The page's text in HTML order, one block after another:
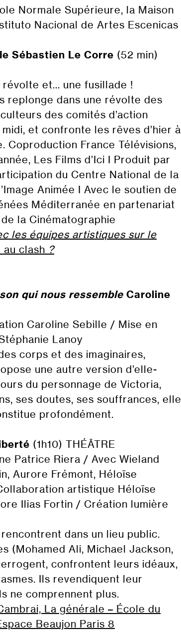
Normale Supérieure, la Maison
Nacional de Artes Escenicas
Sébastien Le Corre (52 min)
révolte et… une fusillade !
replonge dans une révolte des
des comités d’action
et confronte les rêves d’hier à
Coproduction France Télévisions,
Les Films d’Ici I Produit par
du Centre National de la
Animée I Avec le soutien de
Méditerranée en partenariat
la Cinématographie
les équipes artistiques sur le
clash ?
qui nous ressemble Caroline
Caroline Sebille / Mise en
Lanoy
corps et des imaginaires,
une autre version d’elle-
du personnage de Victoria,
ses doutes, ses souffrances, elle
profondément.
(1h10) THÉÂTRE
Patrice Riera / Avec Wieland
Aurore Frémont, Héloïse
artistique Héloïse
Ilias Fortin / Création lumière
dans un lieu public.
(Mohamed Ali, Michael Jackson,
confrontent leurs idéaux,
Ils revendiquent leur
ne comprennent plus.
La générale – École du
Beaujon Paris 8